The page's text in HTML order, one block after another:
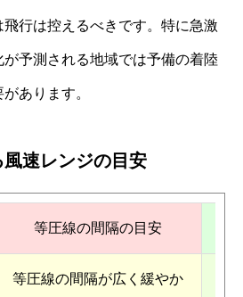
行は控えるべきです。特に急激
予測される地域では予備の着陸
あります。
速レンジの目安
等圧線の間隔の目安
等圧線の間隔が広く緩やか